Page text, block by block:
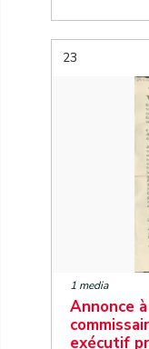
23
1 media
Annonce
exécutif